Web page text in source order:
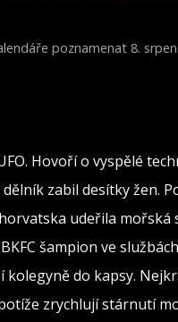
poznamenat 8.
Hovoří o vyspělé
zabil desítky žen.
udeřila mořská
šampion ve
do kapsy.
zrychlují stárnutí